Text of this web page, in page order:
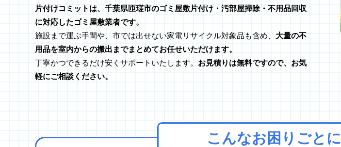
片付けコミットは、千葉県匝瑳市のゴミ屋敷片付け・汚部屋掃除・不用品回収
に対応したゴミ屋敷業者です。
施設まで運ぶ手間や、市では出せない家電リサイクル対象品も含め、 大量の不
用品を室内からの搬出までまとめてお任せいただけます。
丁寧かつできるだけ安くサポートいたします。 お見積りは無料ですので、お気
軽にご相談ください。
こんなお困りごとに